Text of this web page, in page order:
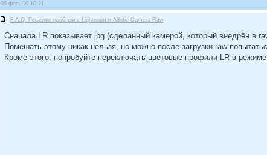
05 фев, 10 10:21
F.A.Q. Решение проблем c Lightroom и Adobe Camera Raw
Сначала LR показывает jpg (сделанный камерой, который внедрён в
Помешать этому никак нельзя, но можно после загрузки raw
Кроме этого, попробуйте переключать цветовые профили LR в